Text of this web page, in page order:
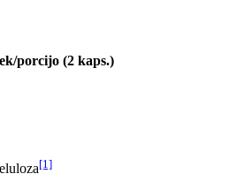
porcijo (2 kaps.)
[1]